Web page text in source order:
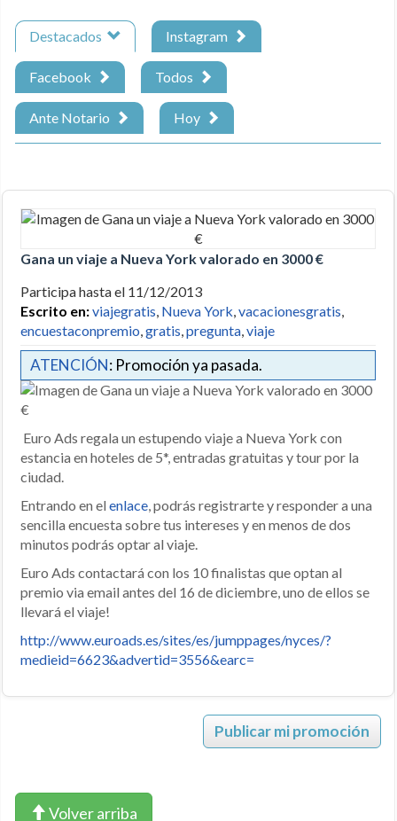
Destacados Instagram
Facebook Todos
Ante Notario Hoy
Gana un viaje a Nueva York valorado en 3000 €
Participa hasta el 11/12/2013
Escrito en:viajegratis, Nueva York,vacacionesgratis,
encuestaconpremio,gratis,pregunta,viaje
ATENCIÓN: Promoción ya pasada.
Euro Ads regala un estupendo viaje a Nueva York con
estancia en hoteles de 5*, entradas gratuitas y tour por la
ciudad.
Entrando en el enlace, podrás registrarte y responder a una
sencilla encuesta sobre tus intereses y en menos de dos
minutos podrás optar al viaje.
Euro Ads contactará con los 10 finalistas que optan al
premio via email antes del 16 de diciembre, uno de ellos se
llevará el viaje!
http://www.euroads.es/sites/es/jumppages/nyces/?
medieid=6623&advertid=3556&earc=
Publicar mi promoción
Volver arriba